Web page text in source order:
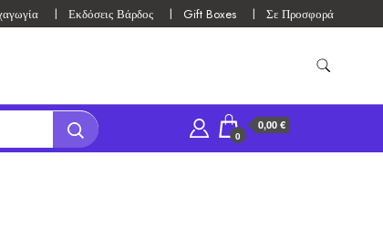
Εκδόσεις Βάρδος Gift Boxes Σε Προσφορά
0
0,00 €